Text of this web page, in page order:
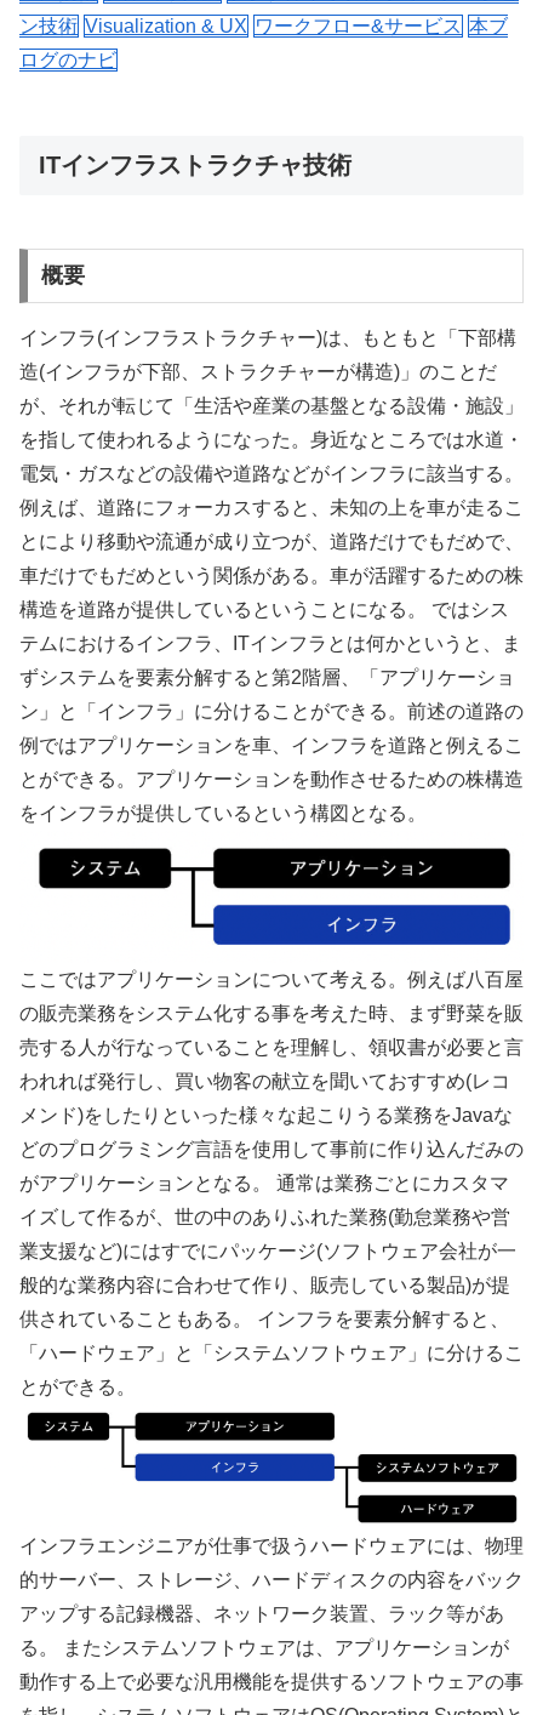
ン技術 Visualization & UX ワークフロー&サービス 本ブ
ログのナビ
ITインフラストラクチャ技術
概要
インフラ(インフラストラクチャー)は、もともと「下部構
造(インフラが下部、ストラクチャーが構造)」のことだ
が、それが転じて「生活や産業の基盤となる設備・施設」
を指して使われるようになった。身近なところでは水道・
電気・ガスなどの設備や道路などがインフラに該当する。
例えば、道路にフォーカスすると、未知の上を車が走るこ
とにより移動や流通が成り立つが、道路だけでもだめで、
車だけでもだめという関係がある。車が活躍するための株
構造を道路が提供しているということになる。 ではシス
テムにおけるインフラ、ITインフラとは何かというと、ま
ずシステムを要素分解すると第2階層、「アプリケーショ
ン」と「インフラ」に分けることができる。前述の道路の
例ではアプリケーションを車、インフラを道路と例えるこ
とができる。アプリケーションを動作させるための株構造
をインフラが提供しているという構図となる。
ここではアプリケーションについて考える。例えば八百屋
の販売業務をシステム化する事を考えた時、まず野菜を販
売する人が行なっていることを理解し、領収書が必要と言
われれば発行し、買い物客の献立を聞いておすすめ(レコ
メンド)をしたりといった様々な起こりうる業務をJavaな
どのプログラミング言語を使用して事前に作り込んだみの
がアプリケーションとなる。 通常は業務ごとにカスタマ
イズして作るが、世の中のありふれた業務(勤怠業務や営
業支援など)にはすでにパッケージ(ソフトウェア会社が一
般的な業務内容に合わせて作り、販売している製品)が提
供されていることもある。 インフラを要素分解すると、
「ハードウェア」と「システムソフトウェア」に分けるこ
とができる。
インフラエンジニアが仕事で扱うハードウェアには、物理
的サーバー、ストレージ、ハードディスクの内容をバック
アップする記録機器、ネットワーク装置、ラック等があ
る。 またシステムソフトウェアは、アプリケーションが
動作する上で必要な汎用機能を提供するソフトウェアの事